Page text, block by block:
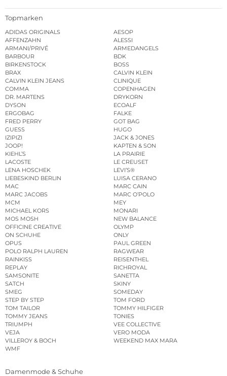
Topmarken
ADIDAS ORIGINALS
AESOP
AFFENZAHN
ALESSI
ARMANI/PRIVÉ
ARMEDANGELS
BARBOUR
BDK
BIRKENSTOCK
BOSS
BRAX
CALVIN KLEIN
CALVIN KLEIN JEANS
CLINIQUE
COMMA
COPENHAGEN
DR. MARTENS
DRYKORN
DYSON
ECOALF
ERGOBAG
FALKE
FRED PERRY
GOT BAG
GUESS
HUGO
IZIPIZI
JACK & JONES
JOOP!
KAPTEN & SON
KIEHL’S
LA PRAIRIE
LACOSTE
LE CREUSET
LENA HOSCHEK
LEVI’S®
LIEBESKIND BERLIN
LUISA CERANO
MAC
MARC CAIN
MARC JACOBS
MARC O’POLO
MCM
MEY
MICHAEL KORS
MONARI
MOS MOSH
NEW BALANCE
OFFICINE CREATIVE
OLYMP
ON SCHUHE
ONLY
OPUS
PAUL GREEN
POLO RALPH LAUREN
RAGWEAR
RAINKISS
REISENTHEL
REPLAY
RICHROYAL
SAMSONITE
SANETTA
SATCH
SKINY
SMEG
SOMEDAY
STEP BY STEP
TOM FORD
TOM TAILOR
TOMMY HILFIGER
TOMMY JEANS
TONIES
TRIUMPH
VEE COLLECTIVE
VEJA
VERO MODA
VILLEROY & BOCH
WEEKEND MAX MARA
WMF
Damenmode & Schuhe